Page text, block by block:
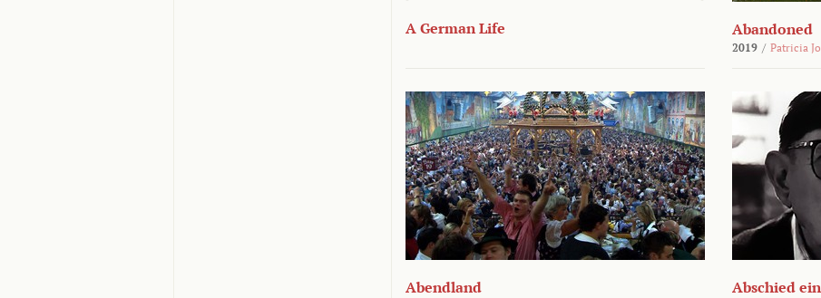
A German Life Abandoned
2019 / Patricia
Abendland Abschied